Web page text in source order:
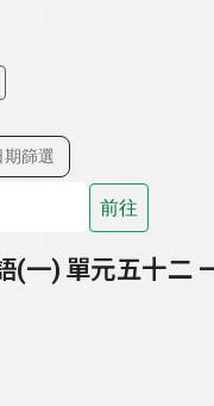
期篩選
前往
(一) 單元五十二